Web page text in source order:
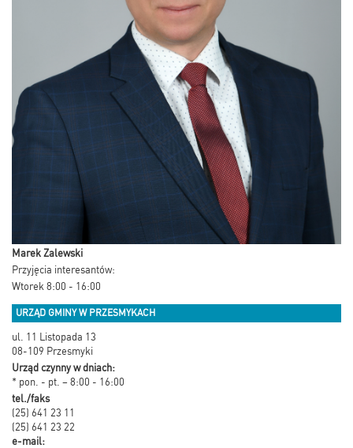
Marek Zalewski
Przyjęcia interesantów:
Wtorek 8:00 - 16:00
URZĄD GMINY W PRZESMYKACH
ul. 11 Listopada 13
08-109 Przesmyki
Urząd czynny w dniach:
* pon. - pt. – 8:00 - 16:00
tel./faks
(25) 641 23 11
(25) 641 23 22
e-mail: